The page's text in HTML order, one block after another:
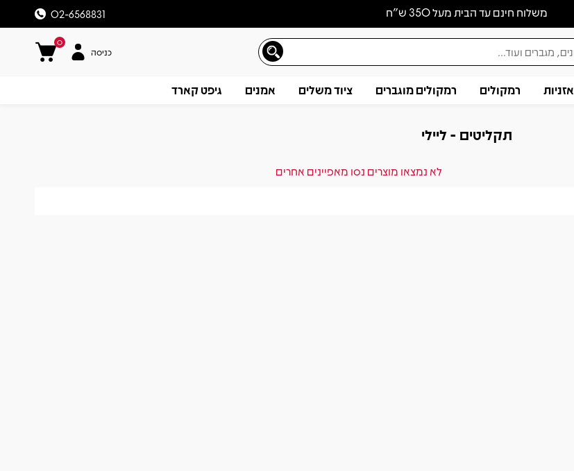
משלוח חינם עד הבית מעל 350 ש״ח 02-6568831
0
כניסה
אזניות רמקולים רמקולים מוגברים ציוד משלים אמנים גיפט קארד
תקליטים - ליילי
לא נמצאו מוצרים נסו מאפיינים אחרים